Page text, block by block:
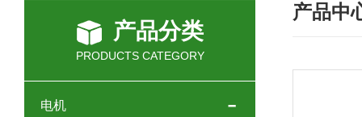
OEMER三相同步电机MTES 132SB/2
OEMER三相同步电机MTES 160MA/2
产品分类
PRODUCTS CATEGORY
电机
产品中